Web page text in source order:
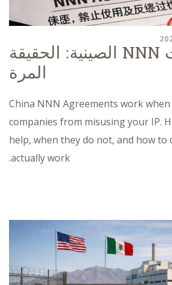
اتفاقيات NNN الصينية: الحقيقة
المرة
China NNN Agreements work
companies from misusing your IP.
help, when they do not, and how
actually work.